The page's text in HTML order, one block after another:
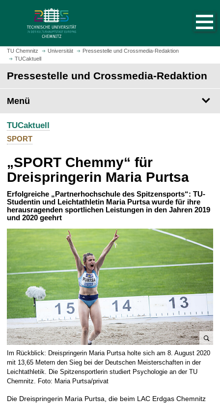
m
H
t
s
i
e
a
u
f
r
u
f
e
TU Chemnitz Universität
Pressestelle und Crossmedia-Redaktion
TUCaktuell
Pressestelle und Crossmedia-Redaktion
Menü
TUCaktuell
SPORT
„SPORT Chemmy“ für
Dreispringerin Maria Purtsa
Erfolgreiche „Partnerhochschule des Spitzensports“: TU-
Studentin und Leichtathletin Maria Purtsa wurde für ihre
herausragenden sportlichen Leistungen in den Jahren 2019
und 2020 geehrt
B
i
l
Im Rückblick: Dreispringerin Maria Purtsa holte sich am 8. August 2020
mit 13,65 Metern den Sieg bei der Deutschen Meisterschaften in der
Leichtathletik. Die Spitzensportlerin studiert Psychologie an der TU
Chemnitz. Foto: Maria Purtsa/privat
Die Dreispringerin Maria Purtsa, die beim LAC Erdgas Chemnitz